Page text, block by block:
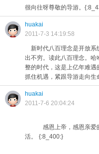
很向往呀尊敬的导游。
huakai
2011-7-3 14:19:58
新时代八百理念是开放系
出不穷。读此八百理念。哈
整的时代，这是上亿年难遇
抓住机遇，紧跟导游走向生
huakai
2011-7-6 20:04:24
感恩上帝，感恩亲爱的
活。
{:8_400:}